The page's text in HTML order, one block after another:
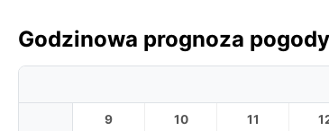
Godzinowa prognoza
9 10 11